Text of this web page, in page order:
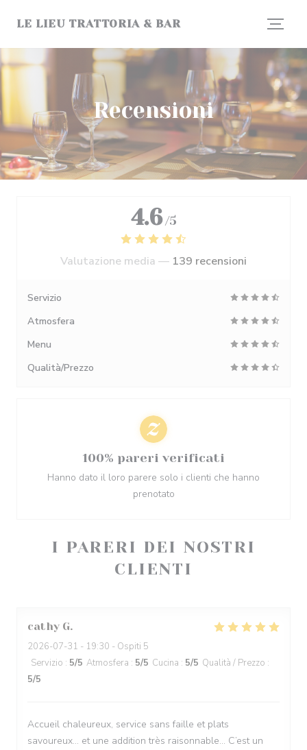
LE LIEU TRATTORIA & BAR
Recensioni
I PARERI DEI NOSTRI
CLIENTI
cathy G
2026-07-31 - 19:30 - Ospiti 5
Servizio : 5/5 Atmosfera : 5/5 Cucina : 5/5 Qualità / Prezzo :
5/5
Accueil chaleureux, service sans faille et plats
savoureux… et une addition très raisonnable… C’est un
4.6 /5
Valutazione media — 139 recensioni
Servizio
Atmosfera
Menu
Qualità/Prezzo
100% pareri verificati
Hanno dato il loro parere solo i clienti che hanno
prenotato